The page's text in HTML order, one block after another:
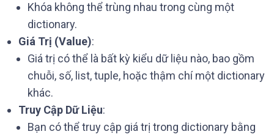
Khóa không thể trùng nhau trong cùng một
dictionary.
Giá Trị (Value):
Giá trị có thể là bất kỳ kiểu dữ liệu nào, bao gồm
chuỗi, số, list, tuple, hoặc thậm chí một dictionary
khác.
Truy Cập Dữ Liệu:
Bạn có thể truy cập giá trị trong dictionary bằng